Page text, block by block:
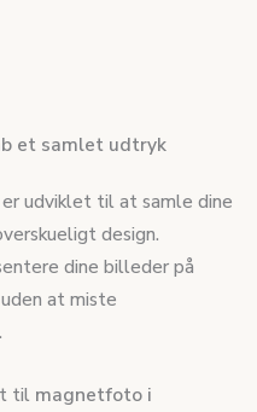
et samlet udtryk
er udviklet til at samle dine
design.
dine billeder på
at miste
til magnetfoto i